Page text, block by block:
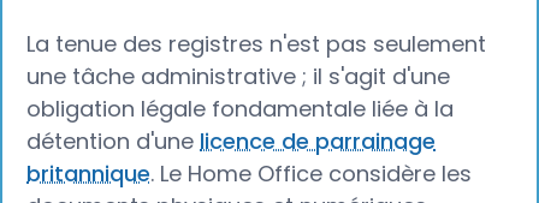
La tenue des registres n'est pas seulement
une tâche administrative ; il s'agit d'une
obligation légale fondamentale liée à la
détention d'unelicence de parrainage
britannique. Le Home Office considère les